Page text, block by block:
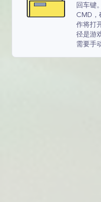
回车键
CMD，
作将打
径是游
需要手